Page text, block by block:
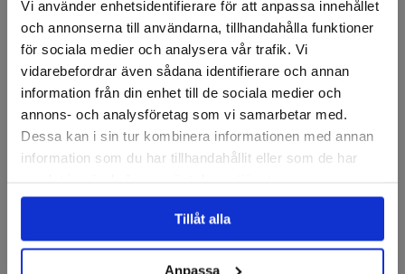
Vi använder enhetsidentifierare för att anpassa innehållet
och annonserna till användarna, tillhandahålla funktioner
för sociala medier och analysera vår trafik. Vi
vidarebefordrar även sådana identifierare och annan
information från din enhet till de sociala medier och
annons- och analysföretag som vi samarbetar med.
Dessa kan i sin tur kombinera informationen med annan
information som du har tillhandahållit eller som de har
Tillåt alla
Anpassa
WERA
Verktygsväska
355x155x330mm
1 686 kr
Verktygsväska nylon
430x220x290
749 kr